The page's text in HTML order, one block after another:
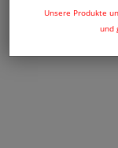
Unsere Produkte
und